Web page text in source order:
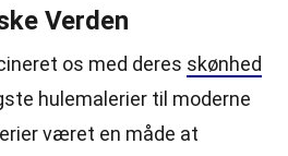
Verden
os med deres skønhed
hulemalerier til moderne
været en måde at